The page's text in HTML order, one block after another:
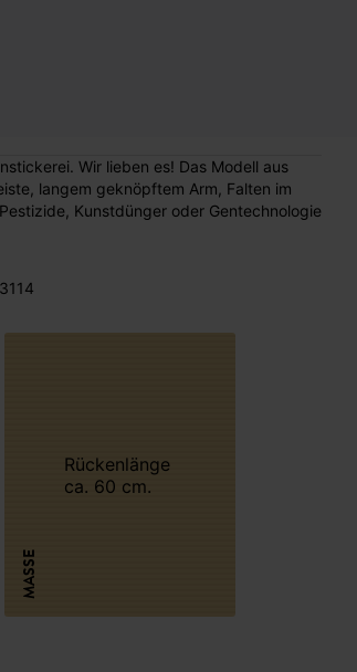
Wir lieben es! Das Modell aus
langem geknöpftem Arm, Falten im
Kunstdünger oder Gentechnologie
MASSE
Rückenlänge
ca. 60 cm.